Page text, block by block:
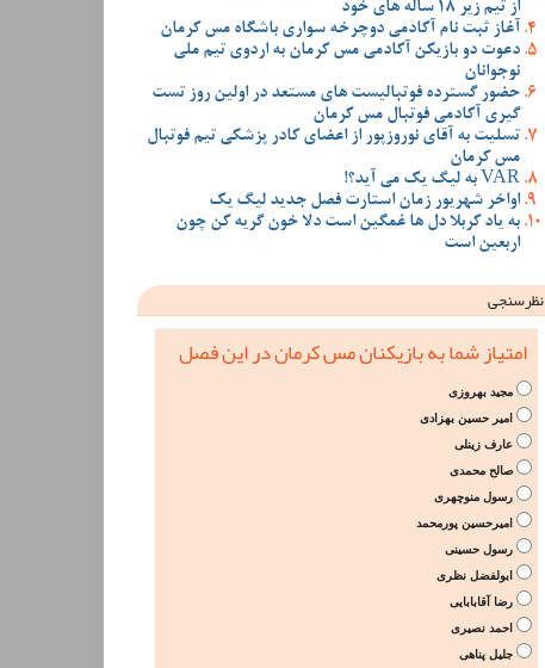
از تیم زیر 18 ساله های خود
آغاز ثبت نام آکادمی دوچرخه سواری باشگاه مس کرمان
دعوت دو بازیکن آکادمی مس کرمان به اردوی تیم ملی
نوجوانان
حضور گسترده فوتبالیست های مستعد در اولین روز تست
گیری آکادمی فوتبال مس کرمان
تسلیت به آقای نوروزپور از اعضای کادر پزشکی تیم فوتبال
مس کرمان
VAR به لیگ یک می آید؟!
اواخر شهریور زمان استارت فصل جدید لیگ یک
به یاد کربلا دل ها غمگین است دلا خون گریه کن چون
اربعین است
نظرسنجی
امتیاز شما به بازیکنان مس کرمان در این فصل
مجید بهروزی
امیر حسین بهزادی
عارف زینلی
صالح محمدی
رسول منوچهری
امیرحسین پورمحمد
رسول حسینی
ابولفضل نظری
رضا آقابابایی
احمد نصیری
جلیل پناهی